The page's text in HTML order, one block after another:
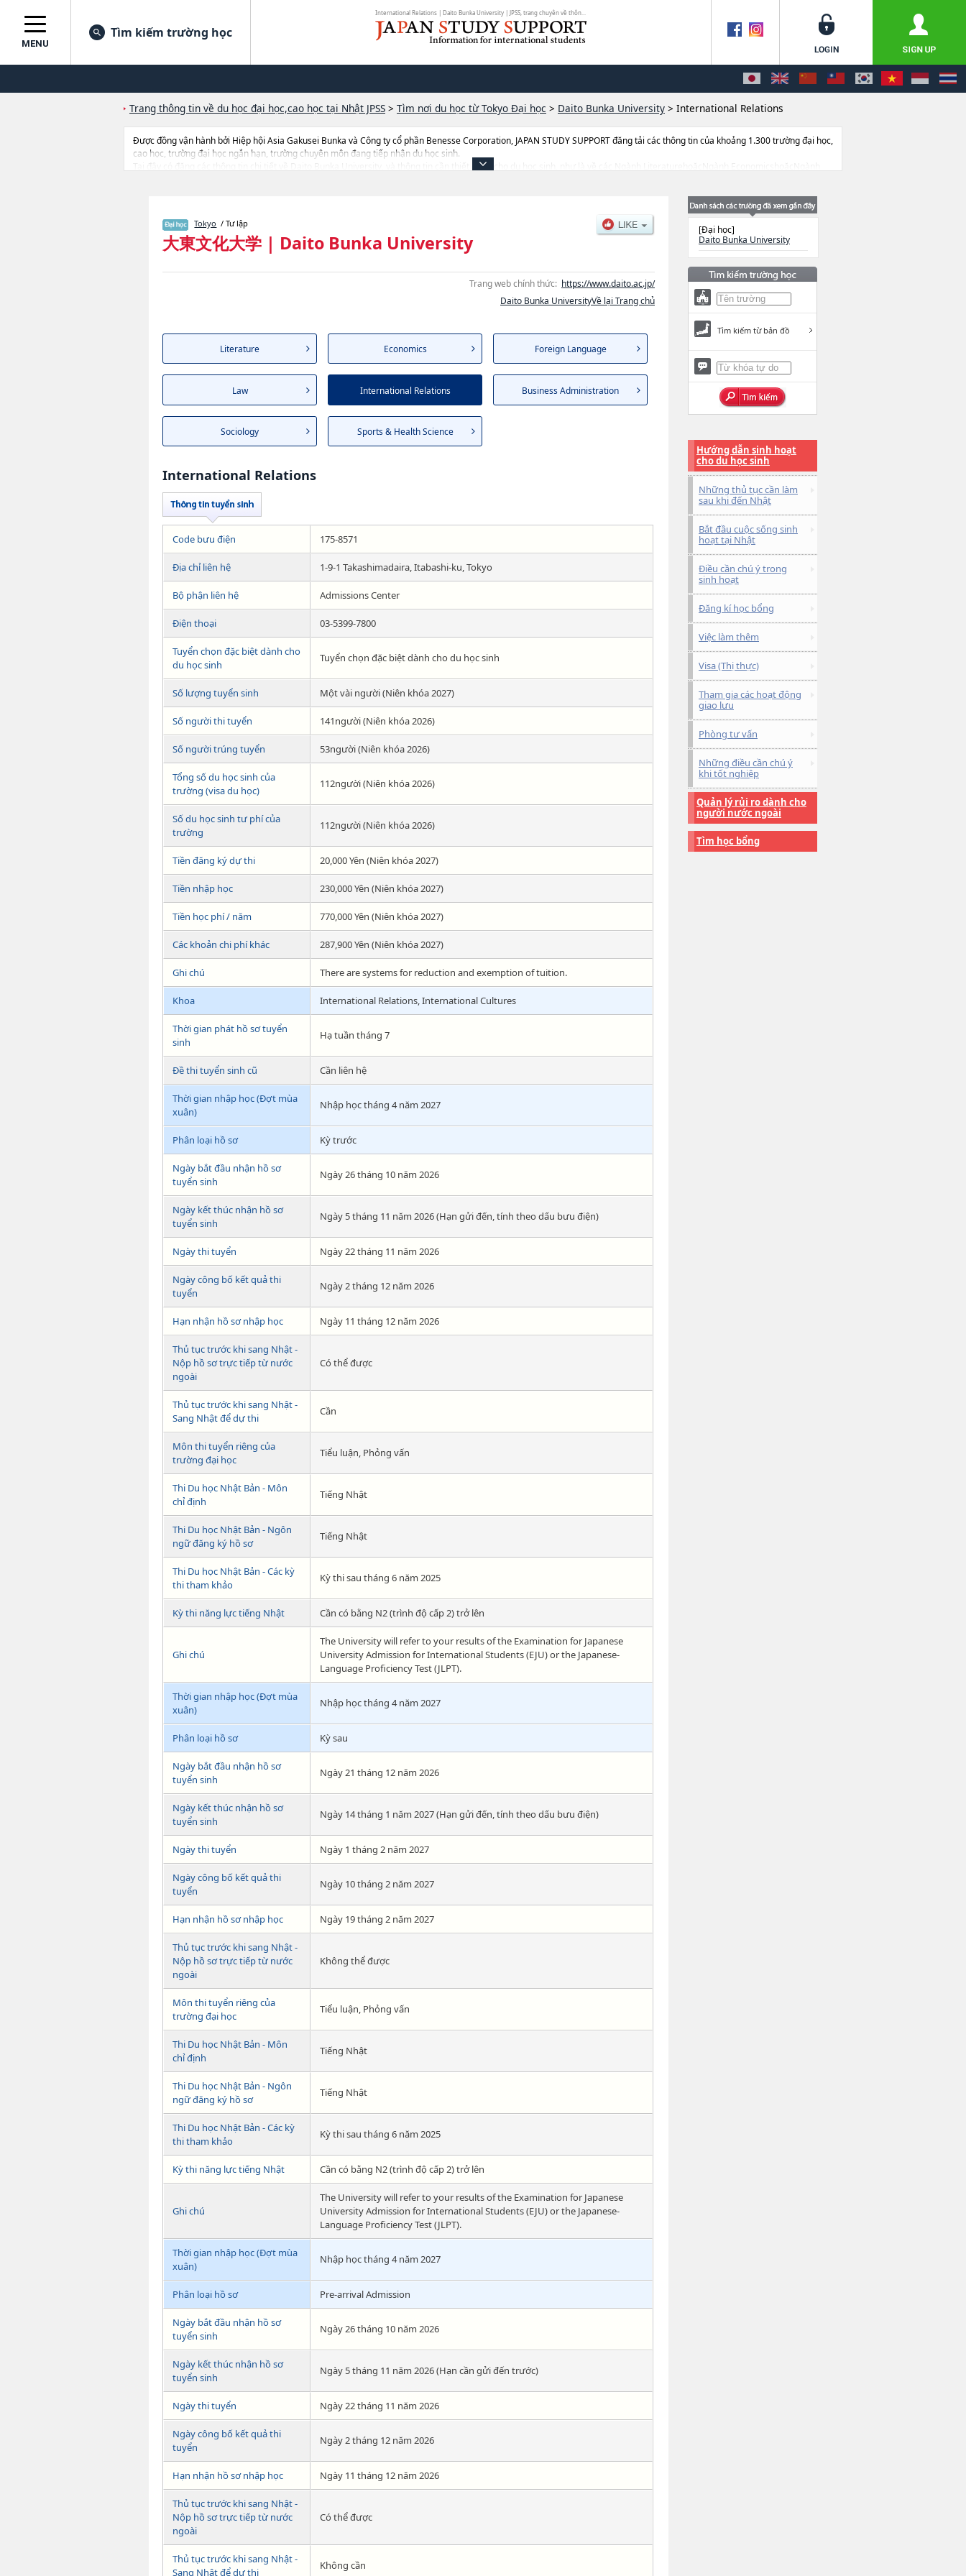
International Relations | Daito Bunka University | JPSS, trang chuyên về thôn...
MENU
Tìm kiếm trường học
Trang thông tin về du học đại học,cao học tại Nhật JPSS > Tìm nơi du học từ Tokyo Đại học > Daito Bunka University > International Relations
Được đồng vận hành bởi Hiệp hội Asia Gakusei Bunka và Công ty cổ phần Benesse Corporation, JAPAN STUDY SUPPORT đăng tải các thông tin của khoảng 1.300 trường đại học,
cao học, trường đại học ngắn hạn, trường chuyên môn đang tiếp nhận du học sinh.
Tại đây có đăng các thông tin chi tiết về Daito Bunka University, và thông tin cần thiết dành cho du học sinh, như là về các Ngành LiteraturehoặcNgành EconomicshoặcNgành
Tokyo / Tư lập
大東文化大学 | Daito Bunka University
Trang web chính thức: https://www.daito.ac.jp/
Daito Bunka UniversityVề lại Trang chủ
Literature Economics Foreign Language
Law International Relations Business Administration
Sociology Sports & Health Science
International Relations
Code bưu điện 175-8571
Địa chỉ liên hệ 1-9-1 Takashimadaira, Itabashi-ku, Tokyo
Bộ phận liên hệ Admissions Center
Điện thoại 03-5399-7800
Tuyển chọn đặc biệt dành cho
du học sinh
Tuyển chọn đặc biệt dành cho du học sinh
Số lượng tuyển sinh Một vài người (Niên khóa 2027)
Số người thi tuyển 141người (Niên khóa 2026)
Số người trúng tuyển 53người (Niên khóa 2026)
Tổng số du học sinh của
trường (visa du học)
112người (Niên khóa 2026)
Số du học sinh tư phí của
trường
112người (Niên khóa 2026)
Tiền đăng ký dự thi 20,000 Yên (Niên khóa 2027)
Tiền nhập học 230,000 Yên (Niên khóa 2027)
Tiền học phí / năm 770,000 Yên (Niên khóa 2027)
Các khoản chi phí khác 287,900 Yên (Niên khóa 2027)
Ghi chú There are systems for reduction and exemption of tuition.
Khoa International Relations, International Cultures
Thời gian phát hồ sơ tuyển
sinh
Hạ tuần tháng 7
Đề thi tuyển sinh cũ Cần liên hệ
Thời gian nhập học (Đợt mùa
xuân)
Nhập học tháng 4 năm 2027
Phân loại hồ sơ Kỳ trước
Ngày bắt đầu nhận hồ sơ
tuyển sinh
Ngày 26 tháng 10 năm 2026
Ngày kết thúc nhận hồ sơ
tuyển sinh
Ngày 5 tháng 11 năm 2026 (Hạn gửi đến, tính theo dấu bưu điện)
Ngày thi tuyển Ngày 22 tháng 11 năm 2026
Ngày công bố kết quả thi
tuyển
Ngày 2 tháng 12 năm 2026
Hạn nhận hồ sơ nhập học Ngày 11 tháng 12 năm 2026
Thủ tục trước khi sang Nhật -
Nộp hồ sơ trực tiếp từ nước
ngoài
Có thể được
Thủ tục trước khi sang Nhật -
Sang Nhật để dự thi
Cần
Môn thi tuyển riêng của
trường đại học
Tiểu luận, Phỏng vấn
Thi Du học Nhật Bản - Môn
chỉ định
Tiếng Nhật
Thi Du học Nhật Bản - Ngôn
ngữ đăng ký hồ sơ
Tiếng Nhật
Thi Du học Nhật Bản - Các kỳ
thi tham khảo
Kỳ thi sau tháng 6 năm 2025
Kỳ thi năng lực tiếng Nhật Cần có bằng N2 (trình độ cấp 2) trở lên
Ghi chú
The University will refer to your results of the Examination for Japanese
University Admission for International Students (EJU) or the Japanese-
Language Proficiency Test (JLPT).
Thời gian nhập học (Đợt mùa
xuân)
Nhập học tháng 4 năm 2027
Phân loại hồ sơ Kỳ sau
Ngày bắt đầu nhận hồ sơ
tuyển sinh
Ngày 21 tháng 12 năm 2026
Ngày kết thúc nhận hồ sơ
tuyển sinh
Ngày 14 tháng 1 năm 2027 (Hạn gửi đến, tính theo dấu bưu điện)
Ngày thi tuyển Ngày 1 tháng 2 năm 2027
Ngày công bố kết quả thi
tuyển
Ngày 10 tháng 2 năm 2027
Hạn nhận hồ sơ nhập học Ngày 19 tháng 2 năm 2027
Thủ tục trước khi sang Nhật -
Nộp hồ sơ trực tiếp từ nước
ngoài
Không thể được
Môn thi tuyển riêng của
trường đại học
Tiểu luận, Phỏng vấn
Thi Du học Nhật Bản - Môn
chỉ định
Tiếng Nhật
Thi Du học Nhật Bản - Ngôn
ngữ đăng ký hồ sơ
Tiếng Nhật
Thi Du học Nhật Bản - Các kỳ
thi tham khảo
Kỳ thi sau tháng 6 năm 2025
Kỳ thi năng lực tiếng Nhật Cần có bằng N2 (trình độ cấp 2) trở lên
Ghi chú
The University will refer to your results of the Examination for Japanese
University Admission for International Students (EJU) or the Japanese-
Language Proficiency Test (JLPT).
Thời gian nhập học (Đợt mùa
xuân)
Nhập học tháng 4 năm 2027
Phân loại hồ sơ Pre-arrival Admission
Ngày bắt đầu nhận hồ sơ
tuyển sinh
Ngày 26 tháng 10 năm 2026
Ngày kết thúc nhận hồ sơ
tuyển sinh
Ngày 5 tháng 11 năm 2026 (Hạn cần gửi đến trước)
Ngày thi tuyển Ngày 22 tháng 11 năm 2026
Ngày công bố kết quả thi
tuyển
Ngày 2 tháng 12 năm 2026
Hạn nhận hồ sơ nhập học Ngày 11 tháng 12 năm 2026
Thủ tục trước khi sang Nhật -
Nộp hồ sơ trực tiếp từ nước
ngoài
Có thể được
Thủ tục trước khi sang Nhật -
Sang Nhật để dự thi
Không cần
[Đại học]
Daito Bunka University
Tìm kiếm từ bản đồ
Hướng dẫn sinh hoạt
cho du học sinh
Những thủ tục cần làm
sau khi đến Nhật
Bắt đầu cuộc sống sinh
hoạt tại Nhật
Điều cần chú ý trong
sinh hoạt
Đăng kí học bổng
Việc làm thêm
Visa (Thị thực)
Tham gia các hoạt động
giao lưu
Phòng tư vấn
Những điều cần chú ý
khi tốt nghiệp
Quản lý rủi ro dành cho
người nước ngoài
Tìm học bổng